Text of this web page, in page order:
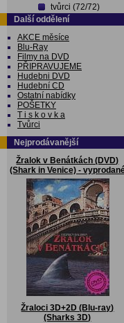
tvůrci (72/72)
Další oddělení
AKCE měsíce
Blu-Ray
Filmy na DVD
PŘIPRAVUJEME
Hudebni DVD
Hudební CD
Ostatní nabídky
POŠETKY
T i s k o v k a
Tvůrci
Nejprodávanější
Žralok v Benátkách (DVD)
(Shark in Venice) -
Žraloci 3D+2D (Blu-ray)
(Sharks 3D)